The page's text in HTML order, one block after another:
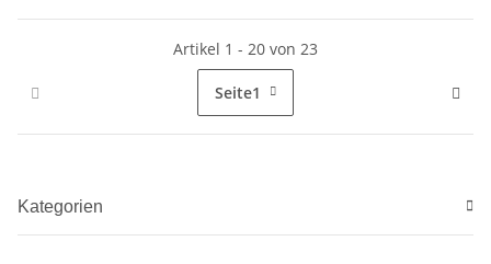
Artikel 1 - 20 von 23
Seite1
Kategorien